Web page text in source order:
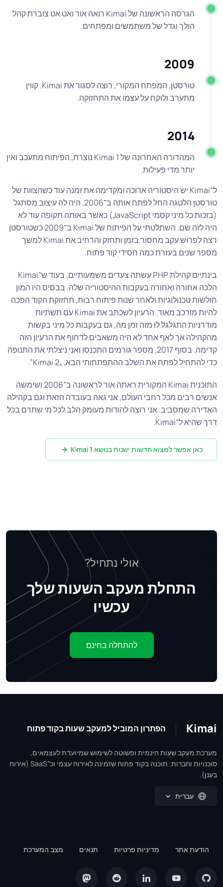
הגרסה הראשונה של Kimai רואה אור ואט אט צוברת קהל
הולך וגדל של משתמשים ומפתחים.
2009
טורסטן, המפתח המקורי, רוצה לסגור את Kimai. קווין
מתערב ולוקח על עצמו את התחזוקה.
2014
המהדורה האחרונה של Kimai 1 נוצרת, הפיתוח מתעכב ואין
יותר מדי פעילות.
ל־Kimai יש היסטוריה ארוכה ומקדימה את זמנה עוד כשהצוות של
טורסטן הלטגה החל לפתח אותה ב־2006. היה לה עיצוב מסתגל
(בזכות כל מיני קסמי JavaScript) כאשר באותה תקופה עוד לא
היה לזה שם. השתלטתי על הפיתוח של Kimai ב־2009 כשטורסטן
רצה לפרוש עקב מחסור בזמן ותחזק והרחיב את Kimai למשך
מספר שנים בעזרת כמה חסידי קוד פתוח.
בינתיים קהילת PHP עשתה צעדים משמעותיים, בעוד ש־Kimai
הלכה אחורה ואחורה בעקבות ההיסטוריה שלה. בבסיס היו המון
חולשות טכנולוגיות ולאחר שנות פיתוח רבות, תחזוקת הקוד הפכה
להיות מורכב מאוד. הרעיון לשכתב את Kimai עם תשתיות
מודרניות התגלגל לו מזה זמן מה, גם בעקבות כל מיני בקשות
מהקהילה אך לאף אחד לא היה משאבים לדחוף את הרעיון הזה
קדימה. בסוף 2017, מספר גורמים התכנסו ואני ניצלתי את התנופה
כדי להתחיל לפתח את השלב ההתפתחותי הבא, „Kimai 2”.
התוכנית Kimai המקורית ראתה אור לראשונה ב־2006 ושימשה
אנשים רבים מכל רחבי העולם, אני גאה בעובדה הזאת וגם בקהילה
האדירה שמסביב. אני רוצה להודות מעומק הלב לכל מי שתרם בכל
דרך שהיא ל־Kimai.
כאן אפשר למצוא חדשות ישנות בנושא Kimai 1
אולי נתחיל?
התחלת מעקב השעות שלך
עכשיו
להתחלה בחינם
Kimai הפתרון המוביל למעקב שעות בקוד פתוח
מערכת מעקב שעות חינמית ופשוטה לשימוש שמיועדת לעצמאים,
סוכנויות וחברות. תוכנה בקוד פתוח שזמינה לאירוח עצמי וכ־SaaS (אירוח
בענן).
עברית
הודעת אתר מדיניות פרטיות תנאים מצב המערכת